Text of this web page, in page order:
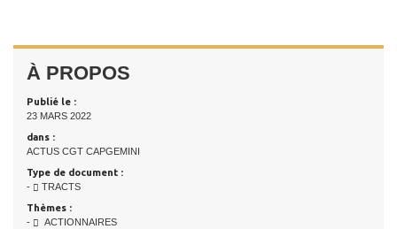
À PROPOS
Publié le :
23 MARS 2022
dans :
ACTUS CGT CAPGEMINI
Type de document :
-
TRACTS
Thèmes :
-
ACTIONNAIRES